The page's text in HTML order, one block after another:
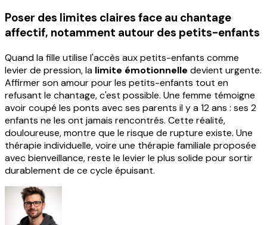
Poser des limites claires face au chantage
affectif, notamment autour des petits-enfants
Quand la fille utilise l'accès aux petits-enfants comme
levier de pression, la limite émotionnelle devient urgente.
Affirmer son amour pour les petits-enfants tout en
refusant le chantage, c'est possible. Une femme témoigne
avoir coupé les ponts avec ses parents il y a 12 ans : ses 2
enfants ne les ont jamais rencontrés. Cette réalité,
douloureuse, montre que le risque de rupture existe. Une
thérapie individuelle, voire une thérapie familiale proposée
avec bienveillance, reste le levier le plus solide pour sortir
durablement de ce cycle épuisant.